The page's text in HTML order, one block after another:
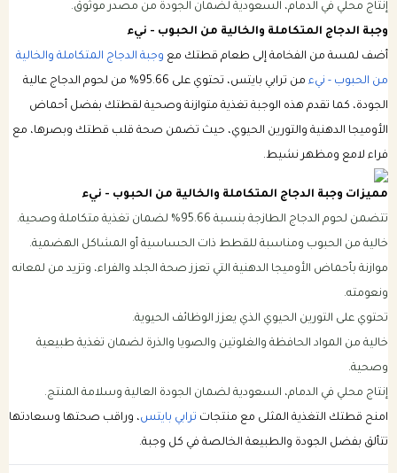
إنتاج محلي في الدمام، السعودية لضمان الجودة من مصدر موثوق.
وجبة الدجاج المتكاملة والخالية من الحبوب - نيء
أضف لمسة من الفخامة إلى طعام قطتك معوجبة الدجاج المتكاملة والخالية
من الحبوب - نيء
من ترابي بايتس، تحتوي على 95.66% من لحوم الدجاج عالية
الجودة، كما تقدم هذه الوجبة تغذية متوازنة وصحية لقطتك بفضل أحماض
الأوميجا الدهنية والتورين الحيوي، حيث تضمن صحة قلب قطتك وبصرها، مع
فراء لامع ومظهر نشيط.
مميزات وجبة الدجاج المتكاملة والخالية من الحبوب - نيء
تتضمن لحوم الدجاج الطازجة بنسبة 95.66% لضمان تغذية متكاملة وصحية.
خالية من الحبوب ومناسبة للقطط ذات الحساسية أو المشاكل الهضمية.
موازنة بأحماض الأوميجا الدهنية التي تعزز صحة الجلد والفراء، وتزيد من لمعانه
ونعومته.
تحتوي على التورين الحيوي الذي يعزز الوظائف الحيوية.
خالية من المواد الحافظة والغلوتين والصويا والذرة لضمان تغذية طبيعية
وصحية.
إنتاج محلي في الدمام، السعودية لضمان الجودة العالية وسلامة المنتج.
امنح قطتك التغذية المثلى مع منتجاتترابي بايتس، وراقب صحتها وسعادتها
تتألق بفضل الجودة والطبيعة الخالصة في كل وجبة.